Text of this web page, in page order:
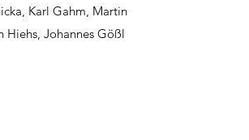
Karl Gahm, Martin
Hiehs, Johannes Gößl